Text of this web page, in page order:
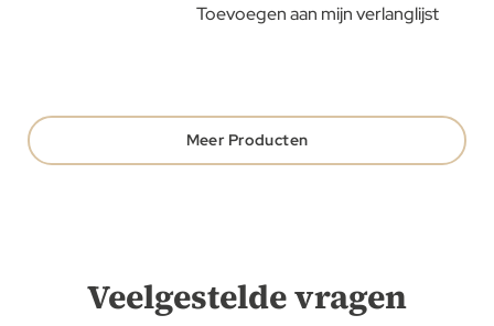
Toevoegen aan mijn verlanglijst
Meer Producten
Veelgestelde vragen